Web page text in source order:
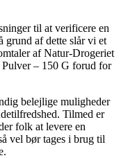
til at verificere en
grund af dette slår vi et
af Natur-Drogeriet
– 150 G forud for
belejlige muligheder
Tilmed er
folk at levere en
vel bør tages i brug til